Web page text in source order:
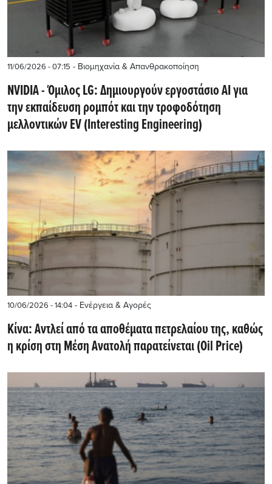
11/06/2026 - 07:15 - Βιομηχανία & Απανθρακοποίηση
NVIDIA - Όμιλος LG: Δημιουργούν εργοστάσιο AI για
την εκπαίδευση ρομπότ και την τροφοδότηση
μελλοντικών EV (Interesting Engineering)
10/06/2026 - 14:04 - Ενέργεια & Αγορές
Κίνα: Αντλεί από τα αποθέματα πετρελαίου της, καθώς
η κρίση στη Μέση Ανατολή παρατείνεται (Oil Price)